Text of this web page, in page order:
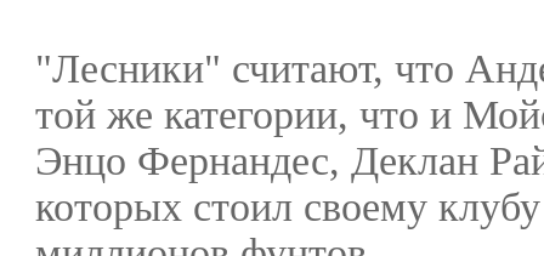
"Лесники" считают, что
той же категории, что и
Энцо Фернандес, Деклан
которых стоил своему